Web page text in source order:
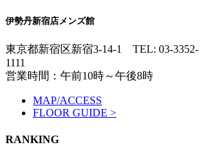
伊勢丹新宿店メンズ館
東京都新宿区新宿3-14-1 TEL: 03-3352-
1111
営業時間：午前10時～午後8時
MAP/ACCESS
FLOOR GUIDE >
RANKING